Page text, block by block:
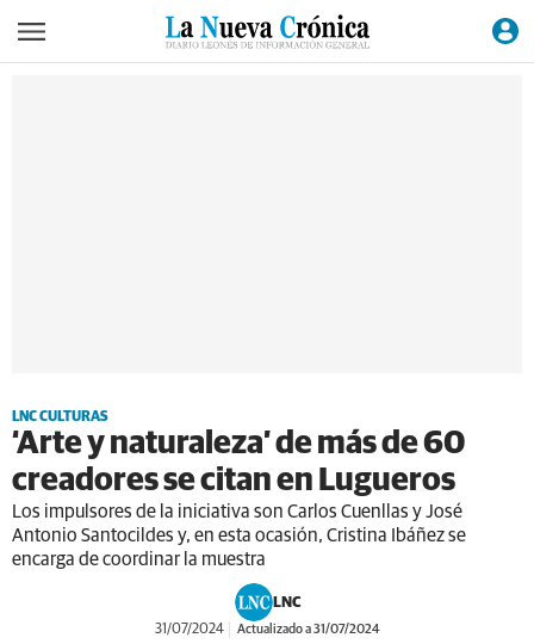
LNC CULTURAS
‘Arte y naturaleza’ de más de 60
creadores se citan en Lugueros
Los impulsores de la iniciativa son Carlos Cuenllas y José
Antonio Santocildes y, en esta ocasión, Cristina Ibáñez se
encarga de coordinar la muestra
LNC
31/07/2024 Actualizado a 31/07/2024